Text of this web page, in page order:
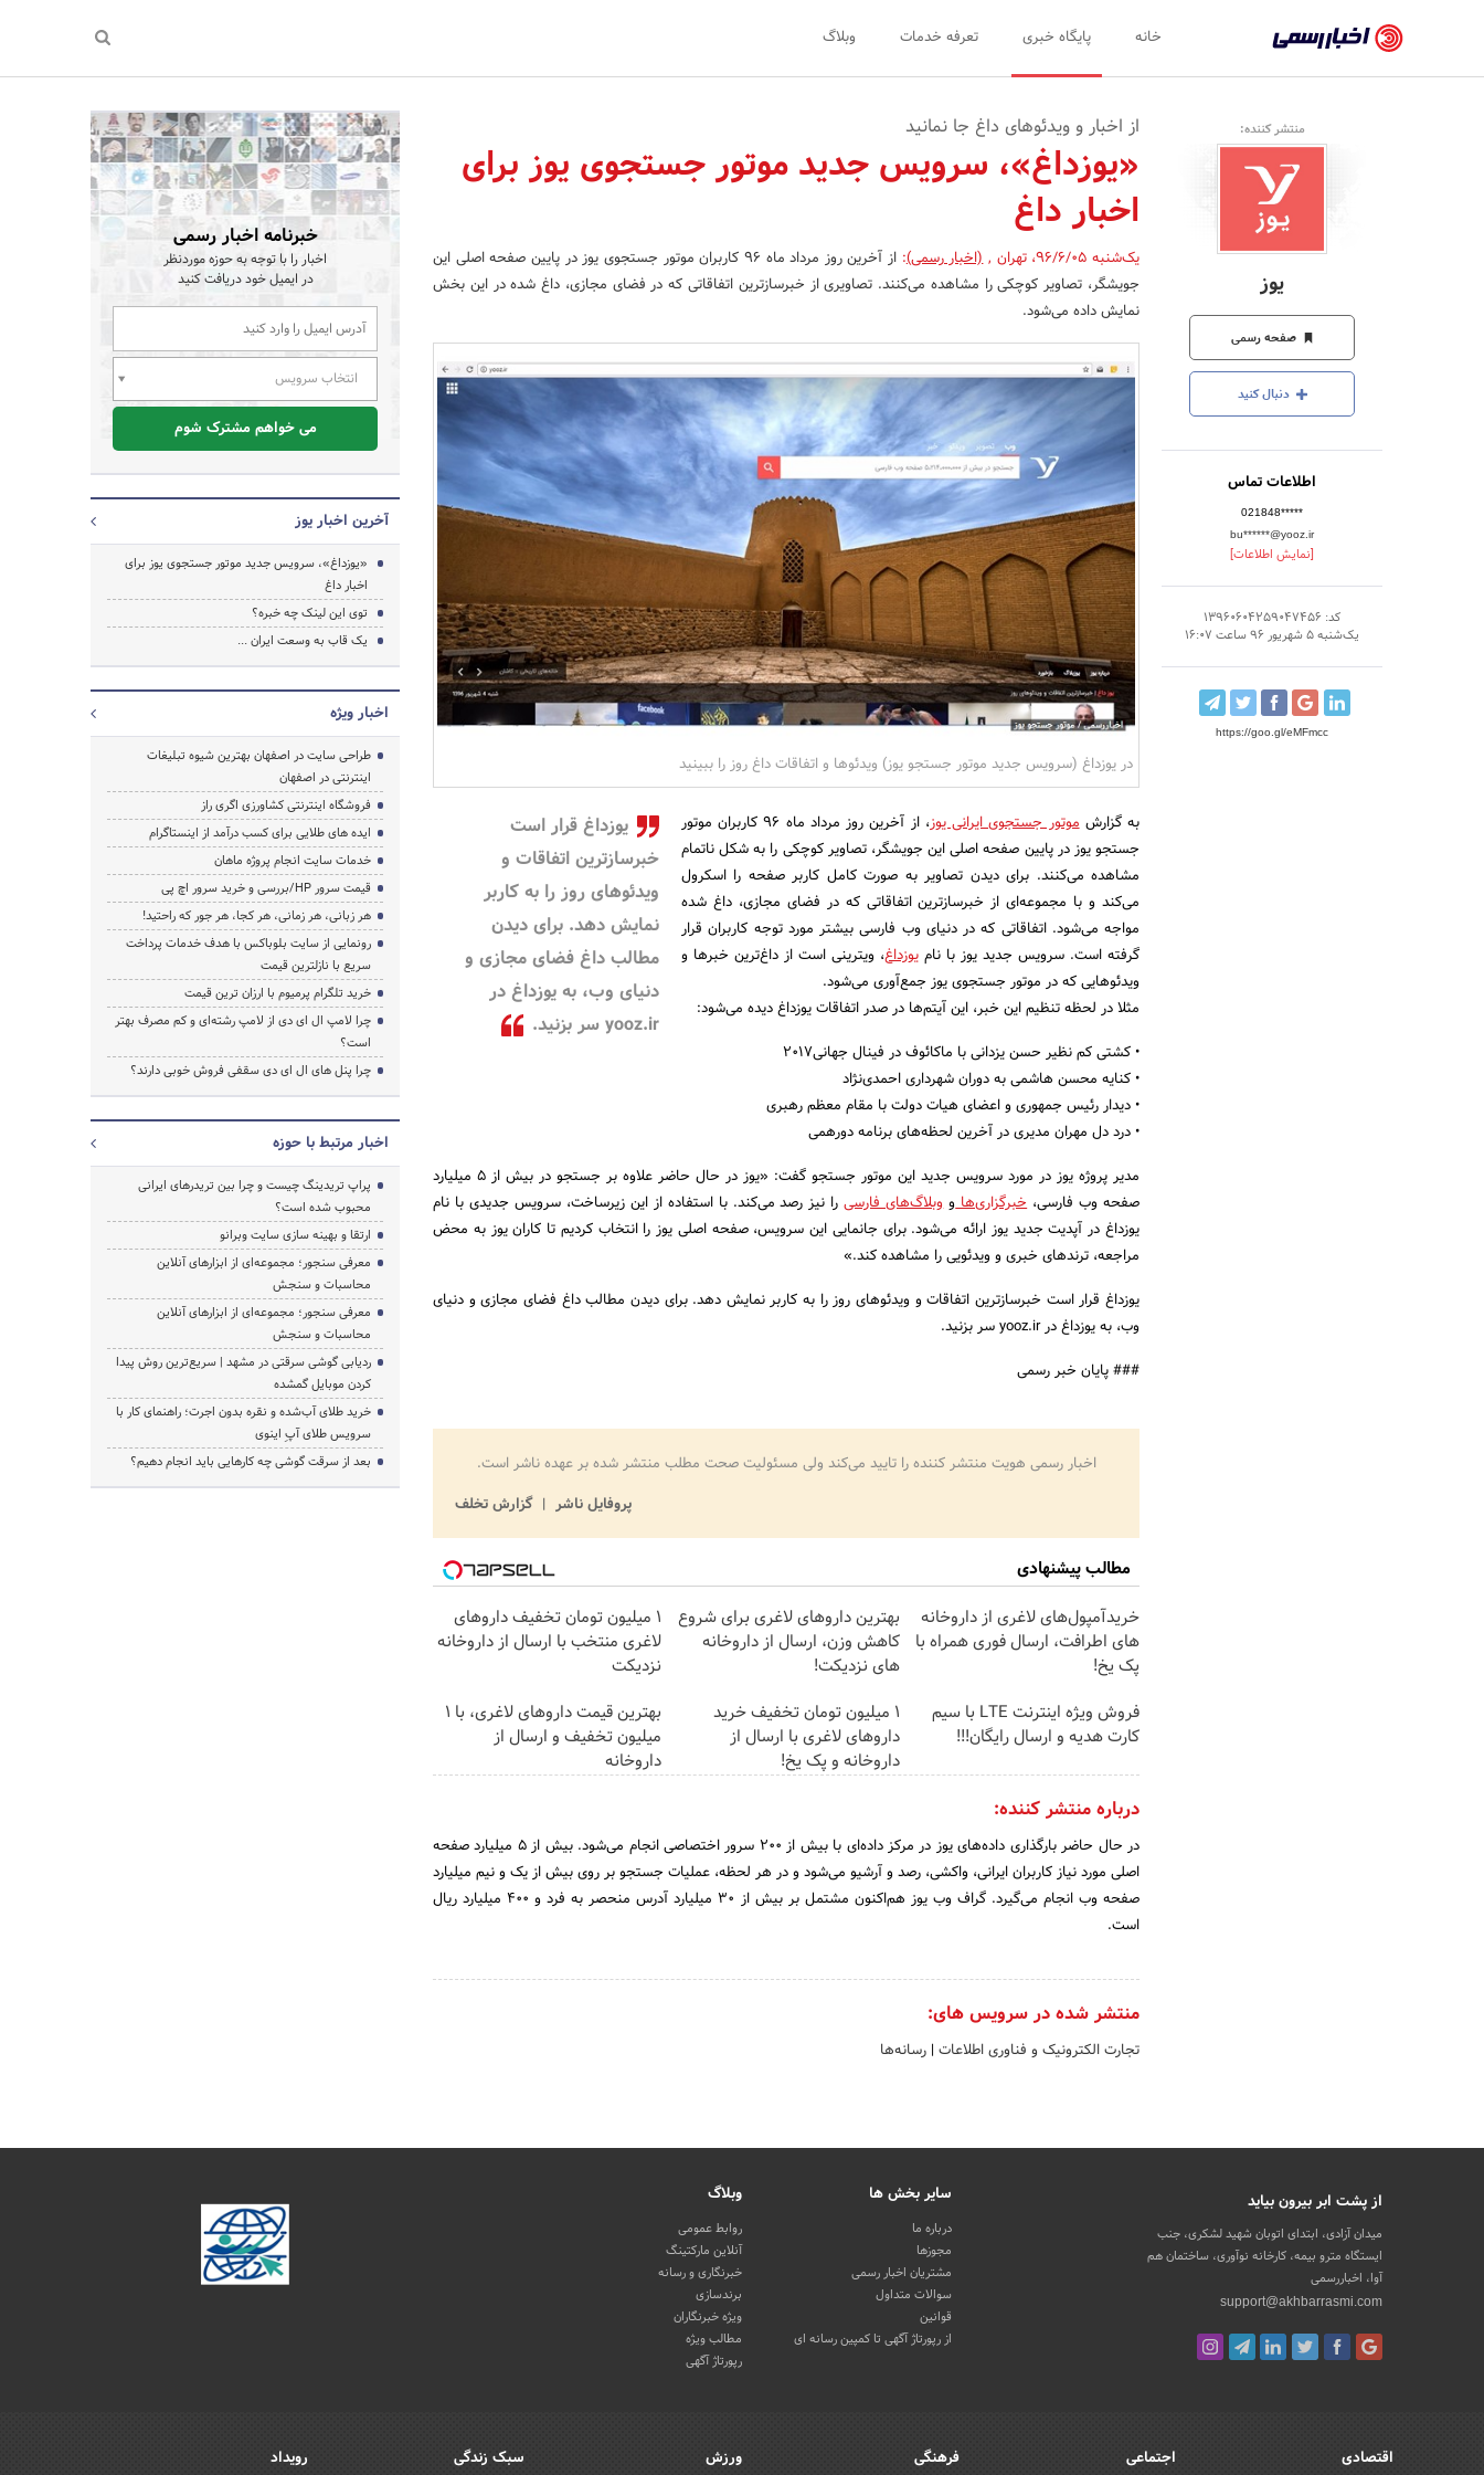
رسمی
-
اخبار
تایید
شده
شرکت‌ها،
سازمان‌ها
و
روابط
عمومی‌ها
خانه پایگاه خبری تعرفه خدمات وبلاگ
جستجو
منتشر کننده:
یوز
صفحه رسمی
دنبال کنید
اطلاعات تماس
021848*****
bu******@yooz.ir
[نمایش اطلاعات]
کد: 13960604259047456
یک‌شنبه 5 شهریور 96 ساعت 16:07
https://goo.gl/eMFmcc
از اخبار و ویدئوهای داغ جا نمانید
«یوزداغ»، سرویس جدید موتور جستجوی یوز برای
اخبار داغ
یک‌شنبه 96/6/05 ،تهران ,(اخبار رسمی):
از آخرین روز مرداد ماه ۹۶ کاربران موتور جستجوی یوز در پایین صفحه اصلی این
جویشگر، تصاویر کوچکی را مشاهده می‌کنند. تصاویری از خبرسازترین اتفاقاتی که در فضای مجازی، داغ شده در این بخش
نمایش داده می‌شود.
در یوزداغ (سرویس جدید موتور جستجو یوز) ویدئوها و اتفاقات داغ روز را ببینید
یوزداغ قرار است
خبرسازترین اتفاقات و
ویدئوهای روز را به کاربر
نمایش دهد. برای دیدن
مطالب داغ فضای مجازی و
دنیای وب، به یوزداغ در
yooz.ir سر بزنید.
به گزارشموتور جستجوی ایرانی یوز
، از آخرین روز مرداد ماه ۹۶ کاربران موتور
جستجو یوز در پایین صفحه اصلی این جویشگر، تصاویر کوچکی را به شکل ناتمام
مشاهده می‌کنند. برای دیدن تصاویر به صورت کامل کاربر صفحه را اسکرول
می‌کند و با مجموعه‌ای از خبرسازترین اتفاقاتی که در فضای مجازی، داغ شده
مواجه می‌شود. اتفاقاتی که در دنیای وب فارسی بیشتر مورد توجه کاربران قرار
گرفته است. سرویس جدید یوز با نام یوزداغ، ویترینی است از داغ‌ترین خبرها و
ویدئوهایی که در موتور جستجوی یوز جمع‌آوری می‌شود.
مثلا در لحظه تنظیم این خبر، این آیتم‌ها در صدر اتفاقات یوزداغ دیده می‌شود:
• کشتی کم نظیر حسن یزدانی با ماکائوف در فینال جهانی2017
• کنایه محسن هاشمی به دوران شهرداری احمدی‌نژاد
• دیدار رئیس جمهوری و اعضای هیات دولت با مقام معظم رهبری
• درد دل مهران مدیری در آخرین لحظه‌های برنامه دورهمی
مدیر پروژه یوز در مورد سرویس جدید این موتور جستجو گفت: «یوز در حال حاضر علاوه بر جستجو در بیش از ۵ میلیارد
صفحه وب فارسی،خبرگزاری‌هاووبلاگ‌های فارسیرا نیز رصد می‌کند. با استفاده از این زیرساخت، سرویس جدیدی با نام
یوزداغ در آپدیت جدید یوز ارائه می‌شود. برای جانمایی این سرویس، صفحه اصلی یوز را انتخاب کردیم تا کاران یوز به محض
مراجعه، ترندهای خبری و ویدئویی را مشاهده کند.»
یوزداغ قرار است خبرسازترین اتفاقات و ویدئوهای روز را به کاربر نمایش دهد. برای دیدن مطالب داغ فضای مجازی و دنیای
وب، به یوزداغ در yooz.ir سر بزنید.
### پایان خبر رسمی
اخبار رسمی هویت منتشر کننده را تایید می‌کند ولی مسئولیت صحت مطلب منتشر شده بر عهده ناشر است.
پروفایل ناشر
گزارش تخلف
مطالب پیشنهادی
خریدآمپول‌های لاغری از داروخانه
های اطرافت، ارسال فوری همراه با
پک یخ!
بهترین داروهای لاغری برای شروع
کاهش وزن، ارسال از داروخانه
های نزدیکت!
۱ میلیون تومان تخفیف داروهای
لاغری منتخب با ارسال از داروخانه
نزدیکت
فروش ویژه اینترنت LTE با سیم
کارت هدیه و ارسال رایگان!!!
1 میلیون تومان تخفیف خرید
داروهای لاغری با ارسال از
داروخانه و پک یخ!
بهترین قیمت داروهای لاغری، با ۱
میلیون تخفیف و ارسال از
داروخانه‌
درباره منتشر کننده:
در حال حاضر بارگذاری داده‌های یوز در مرکز داده‌ای با بیش از 200 سرور اختصاصی انجام می‌شود. بیش از ۵ میلیارد صفحه
اصلی مورد نیاز کاربران ایرانی، واکشی، رصد و آرشیو ‌می‌شود و در هر لحظه، عملیات جستجو بر روی بیش از یک و نیم میلیارد
صفحه وب انجام می‌گیرد. گراف وب یوز هم‌اکنون مشتمل بر بیش از ۳۰ میلیارد آدرس منحصر به فرد و ۴۰۰ میلیارد ریال
است.
منتشر شده در سرویس های:
تجارت الکترونیک و فناوری اطلاعات | رسانه‌ها
خبرنامه اخبار رسمی
اخبار را با توجه به حوزه موردنظر
در ایمیل خود دریافت کنید
انتخاب سرویس
می خواهم مشترک شوم
آخرین اخبار یوز
«یوزداغ»، سرویس جدید موتور جستجوی یوز برای
اخبار داغ
توی این لینک چه خبره؟
یک قاب به وسعت ایران ...
اخبار ویژه
طراحی سایت در اصفهان بهترین شیوه تبلیغات
اینترنتی در اصفهان
فروشگاه اینترنتی کشاورزی اگری راز
ایده های طلایی برای کسب درآمد از اینستاگرام
خدمات سایت انجام پروژه ماهان
قیمت سرور HP/بررسی و خرید سرور اچ پی
هر زبانی، هر زمانی، هر کجا، هر جور که راحتید!
رونمایی از سایت بلوباکس با هدف خدمات پرداخت
سریع با نازلترین قیمت
خرید تلگرام پرمیوم با ارزان ترین قیمت
چرا لامپ ال ای دی از لامپ رشته‌ای و کم مصرف بهتر
است؟
چرا پنل های ال ای دی سقفی فروش خوبی دارند؟
اخبار مرتبط با حوزه
پراپ تریدینگ چیست و چرا بین تریدرهای ایرانی
محبوب شده است؟
ارتقا و بهینه سازی سایت وبرانو
معرفی سنجور؛ مجموعه‌ای از ابزارهای آنلاین
محاسبات و سنجش
معرفی سنجور؛ مجموعه‌ای از ابزارهای آنلاین
محاسبات و سنجش
ردیابی گوشی سرقتی در مشهد | سریع‌ترین روش پیدا
کردن موبایل گمشده
خرید طلای آب‌شده و نقره بدون اجرت؛ راهنمای کار با
سرویس طلای آپِ اینوی
بعد از سرقت گوشی چه کارهایی باید انجام دهیم؟
از پشت ابر بیرون بیاید
میدان آزادی، ابتدای اتوبان شهید لشکری، جنب
ایستگاه مترو بیمه، کارخانه نوآوری، ساختمان هم
آوا، اخباررسمی
support@akhbarrasmi.com
سایر بخش ها
درباره ما
مجوزها
مشتریان اخبار رسمی
سوالات متداول
قوانین
از رپورتاژ آگهی تا کمپین رسانه ای
وبلاگ
روابط عمومی
آنلاین مارکتینگ
خبرنگاری و رسانه
برندسازی
ویژه خبرنگاران
مطالب ویژه
رپورتاژ آگهی
اقتصادی اجتماعی فرهنگی ورزش سبک زندگی رویداد